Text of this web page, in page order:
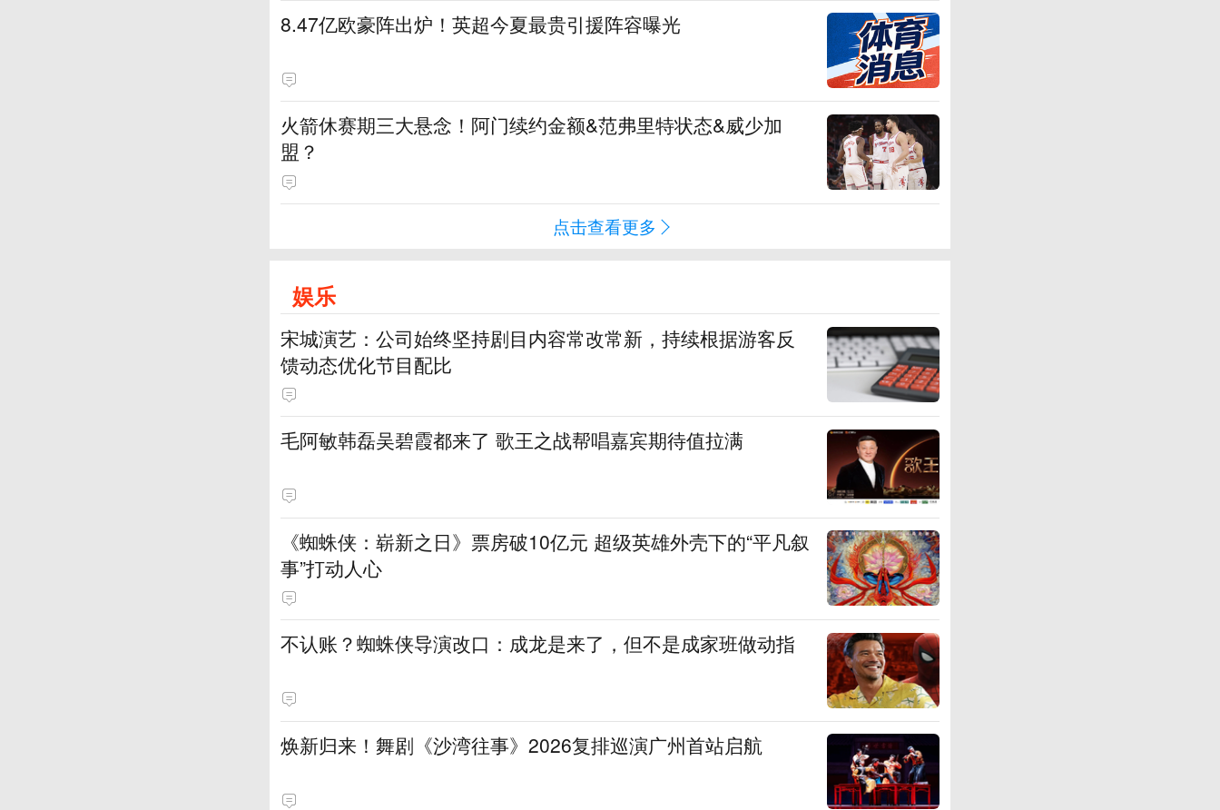
8.47亿欧豪阵出炉！英超今夏最贵引援阵容曝光
火箭休赛期三大悬念！阿门续约金额&范弗里特状态&威少加
盟？
点击查看更多
娱乐
宋城演艺：公司始终坚持剧目内容常改常新，持续根据游客反
馈动态优化节目配比
毛阿敏韩磊吴碧霞都来了 歌王之战帮唱嘉宾期待值拉满
《蜘蛛侠：崭新之日》票房破10亿元 超级英雄外壳下的“平凡叙
事”打动人心
不认账？蜘蛛侠导演改口：成龙是来了，但不是成家班做动指
焕新归来！舞剧《沙湾往事》2026复排巡演广州首站启航